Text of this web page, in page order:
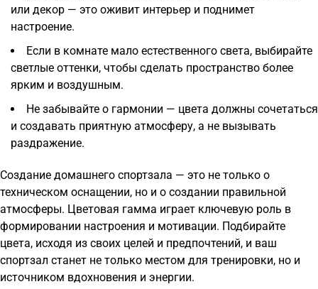
или декор — это оживит интерьер и поднимет
настроение.
Если в комнате мало естественного света, выбирайте
светлые оттенки, чтобы сделать пространство более
ярким и воздушным.
Не забывайте о гармонии — цвета должны сочетаться
и создавать приятную атмосферу, а не вызывать
раздражение.
Создание домашнего спортзала — это не только о
техническом оснащении, но и о создании правильной
атмосферы. Цветовая гамма играет ключевую роль в
формировании настроения и мотивации. Подбирайте
цвета, исходя из своих целей и предпочтений, и ваш
спортзал станет не только местом для тренировки, но и
источником вдохновения и энергии.